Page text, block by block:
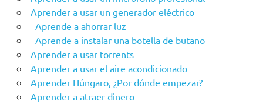
Aprender a usar un generador eléctrico
Aprende a ahorrar luz
Aprende a instalar una botella de butano
Aprender a usar torrents
Aprender a usar el aire acondicionado
Aprender Húngaro, ¿Por dónde empezar?
Aprender a atraer dinero